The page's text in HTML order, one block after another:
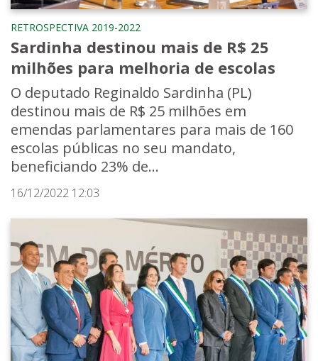
RETROSPECTIVA 2019-2022
Sardinha destinou mais de R$ 25
milhões para melhoria de escolas
O deputado Reginaldo Sardinha (PL)
destinou mais de R$ 25 milhões em
emendas parlamentares para mais de 160
escolas públicas no seu mandato,
beneficiando 23% de...
16/12/2022 12:03